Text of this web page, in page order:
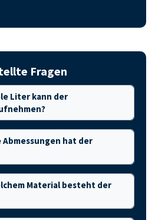
Fragen
Liter kann der
Abmessungen hat der
Material besteht der